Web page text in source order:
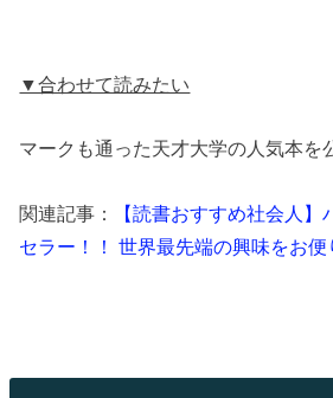
▼合わせて読みたい
マークも通った天才大学の人気本を
関連記事：
【読書おすすめ社会人】
セラー！！ 世界最先端の興味をお便